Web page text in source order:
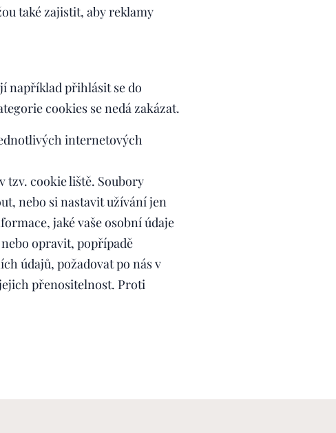
také zajistit, aby reklamy
například přihlásit se do
cookies se nedá zakázat.
internetových
tzv. cookie liště. Soubory
nebo si nastavit užívání jen
jaké vaše osobní údaje
opravit, popřípadě
údajů, požadovat po nás v
přenositelnost. Proti